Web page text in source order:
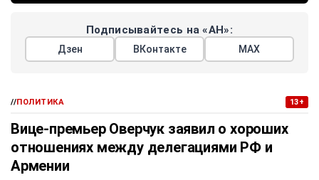
Подписывайтесь на «АН»:
Дзен ВКонтакте МАХ
//ПОЛИТИКА 13+
Вице-премьер Оверчук заявил о хороших
отношениях между делегациями РФ и
Армении